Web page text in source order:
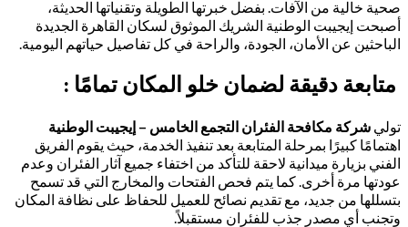
صحية خالية من الآفات. بفضل خبرتها الطويلة وتقنياتها الحديثة،
أصبحت إيجيبت الوطنية الشريك الموثوق لسكان القاهرة الجديدة
الباحثين عن الأمان، الجودة، والراحة في كل تفاصيل حياتهم اليومية.
متابعة دقيقة لضمان خلو المكان تمامًا :
تولي شركة مكافحة الفئران التجمع الخامس – إيجيبت الوطنية
اهتمامًا كبيرًا بمرحلة المتابعة بعد تنفيذ الخدمة، حيث يقوم الفريق
الفني بزيارة ميدانية لاحقة للتأكد من اختفاء جميع آثار الفئران وعدم
عودتها مرة أخرى. كما يتم فحص الفتحات والمخارج التي قد تسمح
بتسللها من جديد، مع تقديم نصائح للعميل للحفاظ على نظافة المكان
وتجنب أي مصدر جذب للفئران مستقبلاً.